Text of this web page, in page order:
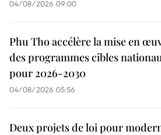
04/08/2026 09:00
Phu Tho accélère la mise en
des programmes cibles
pour 2026-2030
04/08/2026 05:56
Deux projets de loi pour